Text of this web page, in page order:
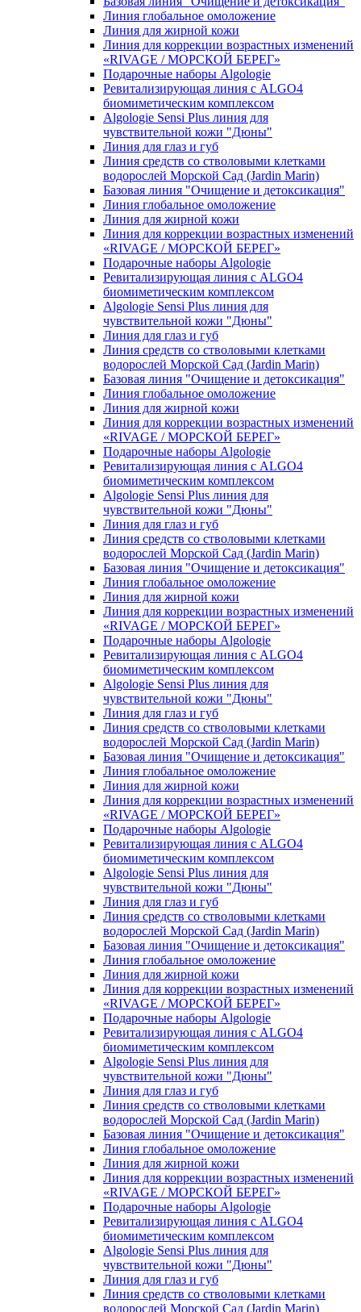
Линия глобальное омоложение
Линия для жирной кожи
Линия для коррекции возрастных изменений
«RIVAGE / МОРСКОЙ БЕРЕГ»
Подарочные наборы Algologie
Ревитализирующая линия с ALGO4
биомиметическим комплексом
Algologie Sensi Plus линия для
чувcтвительной кожи "Дюны"
Линия для глаз и губ
Линия средств со стволовыми клетками
водорослей Морской Сад (Jardin Marin)
Базовая линия "Очищение и детоксикация"
Линия глобальное омоложение
Линия для жирной кожи
Линия для коррекции возрастных изменений
«RIVAGE / МОРСКОЙ БЕРЕГ»
Подарочные наборы Algologie
Ревитализирующая линия с ALGO4
биомиметическим комплексом
Algologie Sensi Plus линия для
чувcтвительной кожи "Дюны"
Линия для глаз и губ
Линия средств со стволовыми клетками
водорослей Морской Сад (Jardin Marin)
Базовая линия "Очищение и детоксикация"
Линия глобальное омоложение
Линия для жирной кожи
Линия для коррекции возрастных изменений
«RIVAGE / МОРСКОЙ БЕРЕГ»
Подарочные наборы Algologie
Ревитализирующая линия с ALGO4
биомиметическим комплексом
Algologie Sensi Plus линия для
чувcтвительной кожи "Дюны"
Линия для глаз и губ
Линия средств со стволовыми клетками
водорослей Морской Сад (Jardin Marin)
Базовая линия "Очищение и детоксикация"
Линия глобальное омоложение
Линия для жирной кожи
Линия для коррекции возрастных изменений
«RIVAGE / МОРСКОЙ БЕРЕГ»
Подарочные наборы Algologie
Ревитализирующая линия с ALGO4
биомиметическим комплексом
Algologie Sensi Plus линия для
чувcтвительной кожи "Дюны"
Линия для глаз и губ
Линия средств со стволовыми клетками
водорослей Морской Сад (Jardin Marin)
Базовая линия "Очищение и детоксикация"
Линия глобальное омоложение
Линия для жирной кожи
Линия для коррекции возрастных изменений
«RIVAGE / МОРСКОЙ БЕРЕГ»
Подарочные наборы Algologie
Ревитализирующая линия с ALGO4
биомиметическим комплексом
Algologie Sensi Plus линия для
чувcтвительной кожи "Дюны"
Линия для глаз и губ
Линия средств со стволовыми клетками
водорослей Морской Сад (Jardin Marin)
Базовая линия "Очищение и детоксикация"
Линия глобальное омоложение
Линия для жирной кожи
Линия для коррекции возрастных изменений
«RIVAGE / МОРСКОЙ БЕРЕГ»
Подарочные наборы Algologie
Ревитализирующая линия с ALGO4
биомиметическим комплексом
Algologie Sensi Plus линия для
чувcтвительной кожи "Дюны"
Линия для глаз и губ
Линия средств со стволовыми клетками
водорослей Морской Сад (Jardin Marin)
Базовая линия "Очищение и детоксикация"
Линия глобальное омоложение
Линия для жирной кожи
Линия для коррекции возрастных изменений
«RIVAGE / МОРСКОЙ БЕРЕГ»
Подарочные наборы Algologie
Ревитализирующая линия с ALGO4
биомиметическим комплексом
Algologie Sensi Plus линия для
чувcтвительной кожи "Дюны"
Линия для глаз и губ
Линия средств со стволовыми клетками
водорослей Морской Сад (Jardin Marin)